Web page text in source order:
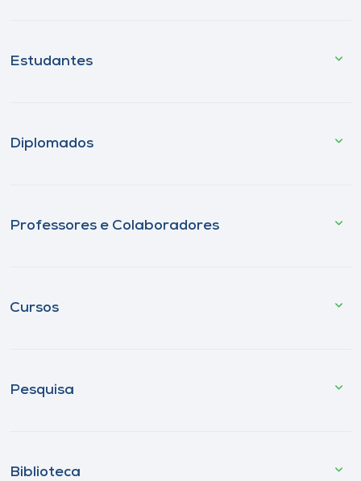
Estudantes
Diplomados
Professores e Colaboradores
Cursos
Pesquisa
Biblioteca